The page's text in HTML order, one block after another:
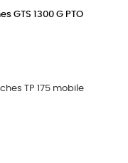
GTS 1300 G PTO